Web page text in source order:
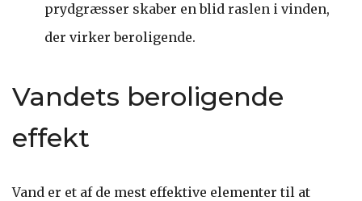
prydgræsser skaber en blid raslen i vinden,
der virker beroligende.
Vandets beroligende
effekt
Vand er et af de mest effektive elementer til at